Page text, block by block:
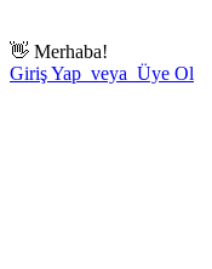
👋 Merhaba!
Giriş Yap veya Üye Ol